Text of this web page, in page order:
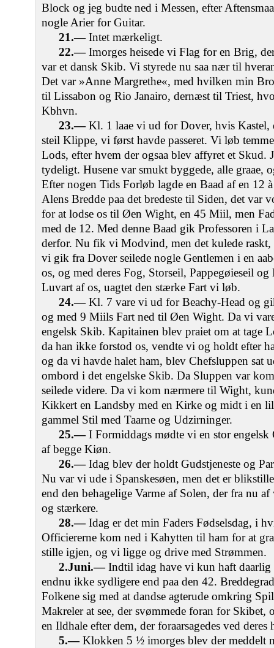
Block og jeg budte ned i Messen, efter
nogle Arier for Guitar.
21.—Intet mærkeligt.
22.—Imorges heisede vi Flag for en Brig,
var et dansk Skib. Vi styrede nu saa nær til
Det var »Anne Margrethe«, med hvilken min
til Lissabon og Rio Janairo, dernæst til Triest,
Kbhvn.
23.—Kl. 1 laae vi ud for Dover, hvis Kastel,
steil Klippe, vi først havde passeret. Vi løb
Lods, efter hvem der ogsaa blev affyret et Skud.
tydeligt. Husene var smukt byggede, alle graae,
Efter nogen Tids Forløb lagde en Baad af en 12
Alens Bredde paa det bredeste til Siden, det var
for at lodse os til Øen Wight, en 45 Miil, men
med de 12. Med denne Baad gik Professoren i
derfor. Nu fik vi Modvind, men det kulede
vi gik fra Dover seilede nogle Gentlemen i en
os, og med deres Fog, Storseil, Pappegøieseil
Luvart af os, uagtet den stærke Fart vi løb.
24.—Kl. 7 vare vi ud for Beachy-Head og
og med 9 Miils Fart ned til Øen Wight. Da vi
engelsk Skib. Kapitainen blev praiet om at tage
da han ikke forstod os, vendte vi og holdt efter
og da vi havde halet ham, blev Chefsluppen sat
ombord i det engelske Skib. Da Sluppen var
seilede videre. Da vi kom nærmere til Wight,
Kikkert en Landsby med en Kirke og midt i en
gammel Stil med Taarne og Udzirninger.
25.—I Formiddags mødte vi en stor engelsk
af begge Kiøn.
26.—Idag blev der holdt Gudstjeneste og
Nu var vi ude i Spanskesøen, men det er
end den behagelige Varme af Solen, der fra nu
og stærkere.
28.—Idag er det min Faders Fødselsdag, i
Officiererne kom ned i Kahytten til ham for at
stille igjen, og vi ligge og drive med Strømmen.
2.Juni.—Indtil idag have vi kun haft
endnu ikke sydligere end paa den 42.
Folkene sig med at dandse agterude omkring
Makreler at see, der svømmede foran for Skibet,
en Ildhale efter dem, der foraarsagedes ved
5.—Klokken 5 ½ imorges blev der meddelt